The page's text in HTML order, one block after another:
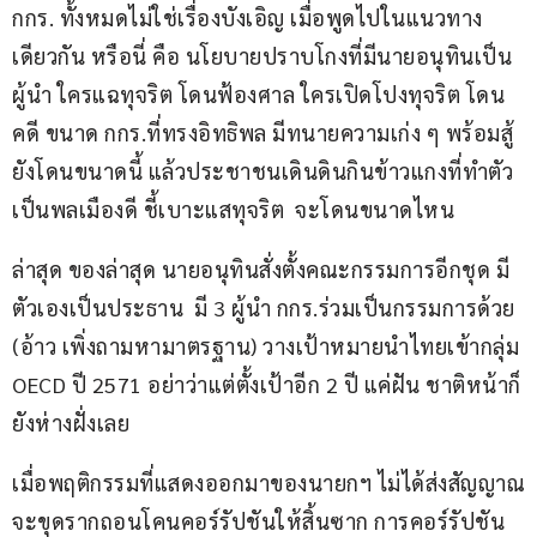
กกร. ทั้งหมดไม่ใช่เรื่องบังเอิญ เมื่อพูดไปในแนวทาง
เดียวกัน หรือนี่ คือ นโยบายปราบโกงที่มีนายอนุทินเป็น
ผู้นำ ใครแฉทุจริต โดนฟ้องศาล ใครเปิดโปงทุจริต โดน
คดี ขนาด กกร.ที่ทรงอิทธิพล มีทนายความเก่ง ๆ พร้อมสู้
ยังโดนขนาดนี้ แล้วประชาชนเดินดินกินข้าวแกงที่ทำตัว
เป็นพลเมืองดี ชี้เบาะแสทุจริต  จะโดนขนาดไหน
ล่าสุด ของล่าสุด นายอนุทินสั่งตั้งคณะกรรมการอีกชุด มี
ตัวเองเป็นประธาน  มี 3 ผู้นำ กกร.ร่วมเป็นกรรมการด้วย
(อ้าว เพิ่งถามหามาตรฐาน) วางเป้าหมายนำไทยเข้ากลุ่ม
OECD ปี 2571 อย่าว่าแต่ตั้งเป้าอีก 2 ปี แค่ฝัน ชาติหน้าก็
ยังห่างฝั่งเลย
เมื่อพฤติกรรมที่แสดงออกมาของนายกฯ ไม่ได้ส่งสัญญาณ
จะขุดรากถอนโคนคอร์รัปชันให้สิ้นซาก การคอร์รัปชัน